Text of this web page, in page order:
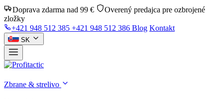
Doprava zdarma nad 99 €
Overený predajca pre ozbrojené
zložky
+421 948 512 385 +421 948 512 386 Blog Kontakt
SK
Zbrane & strelivo